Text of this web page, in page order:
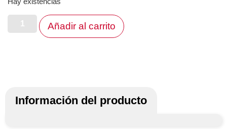
Hay existencias
Añadir al carrito
Información del producto